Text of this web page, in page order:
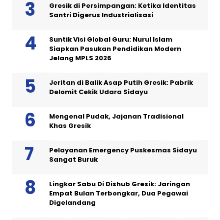
Gresik di Persimpangan: Ketika Identitas
Santri Digerus Industrialisasi
Suntik Visi Global Guru: Nurul Islam
Siapkan Pasukan Pendidikan Modern
Jelang MPLS 2026
Jeritan di Balik Asap Putih Gresik: Pabrik
Delomit Cekik Udara Sidayu
Mengenal Pudak, Jajanan Tradisional
Khas Gresik
Pelayanan Emergency Puskesmas Sidayu
Sangat Buruk
Lingkar Sabu Di Dishub Gresik: Jaringan
Empat Bulan Terbongkar, Dua Pegawai
Digelandang